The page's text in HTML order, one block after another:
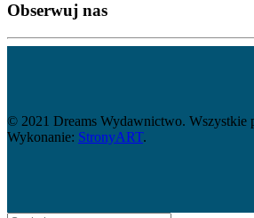
Obserwuj nas
© 2021 Dreams Wydawnictwo. Wszystkie
Wykonanie: StronyART.